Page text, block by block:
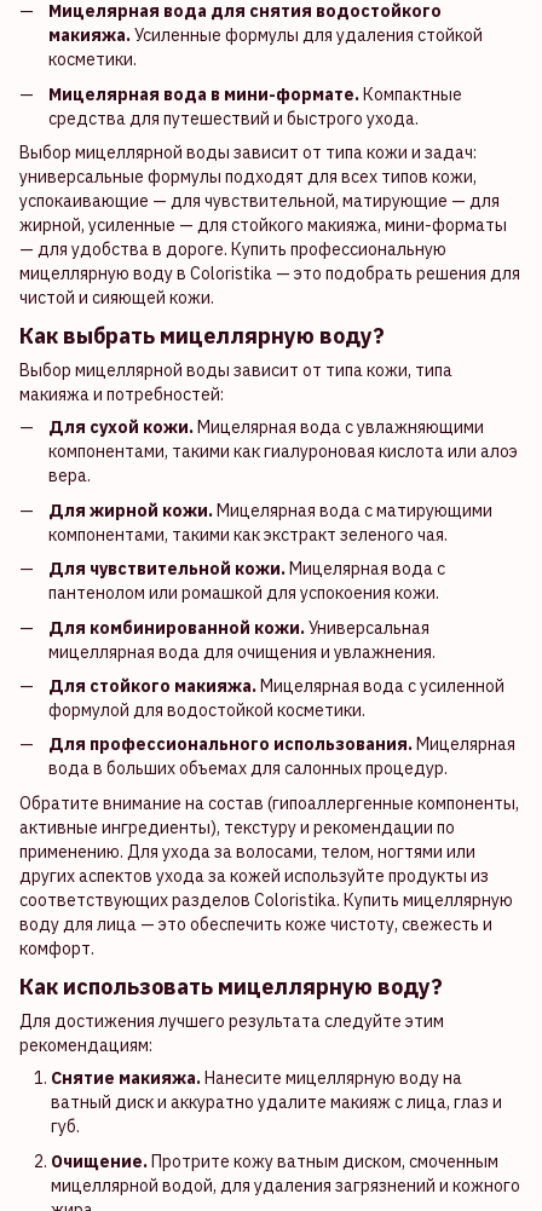
Мицелярная вода для снятия водостойкого
макияжа.Усиленные формулы для удаления стойкой
косметики.
Мицелярная вода в мини-формате.Компактные
средства для путешествий и быстрого ухода.
Выбор мицеллярной воды зависит от типа кожи и задач:
универсальные формулы подходят для всех типов кожи,
успокаивающие — для чувствительной, матирующие — для
жирной, усиленные — для стойкого макияжа, мини-форматы
— для удобства в дороге. Купить профессиональную
мицеллярную воду в Coloristika — это подобрать решения для
чистой и сияющей кожи.
Как выбрать мицеллярную воду?
Выбор мицеллярной воды зависит от типа кожи, типа
макияжа и потребностей:
Для сухой кожи. Мицелярная вода с увлажняющими
компонентами, такими как гиалуроновая кислота или алоэ
вера.
Для жирной кожи.Мицелярная вода с матирующими
компонентами, такими как экстракт зеленого чая.
Для чувствительной кожи.Мицелярная вода с
пантенолом или ромашкой для успокоения кожи.
Для комбинированной кожи.Универсальная
мицеллярная вода для очищения и увлажнения.
Для стойкого макияжа.Мицелярная вода с усиленной
формулой для водостойкой косметики.
Для профессионального использования. Мицелярная
вода в больших объемах для салонных процедур.
Обратите внимание на состав (гипоаллергенные компоненты,
активные ингредиенты), текстуру и рекомендации по
применению. Для ухода за волосами, телом, ногтями или
других аспектов ухода за кожей используйте продукты из
соответствующих разделов Coloristika. Купить мицеллярную
воду для лица — это обеспечить коже чистоту, свежесть и
комфорт.
Как использовать мицеллярную воду?
Для достижения лучшего результата следуйте этим
рекомендациям:
Снятие макияжа. Нанесите мицеллярную воду на
ватный диск и аккуратно удалите макияж с лица, глаз и
губ.
Очищение.Протрите кожу ватным диском, смоченным
мицеллярной водой, для удаления загрязнений и кожного